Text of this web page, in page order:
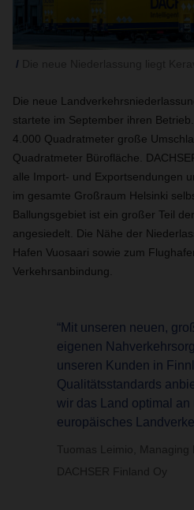
Die neue
startete im September ihren
4.000 Quadratmeter große
Quadratmeter Bürofläche.
alle Import- und Exportsendungen
im gesamte Großraum Helsinki
Ballungsgebiet ist ein großer Teil
angesiedelt. Die Nähe der
Hafen Vuosaari sowie zum
Verkehrsanbindung.
“Mit unseren neuen,
eigenen
unseren Kunden in
Qualitätsstandards
wir das Land optimal
europäisches
Tuomas Leimio, Managing
DACHSER Finland Oy